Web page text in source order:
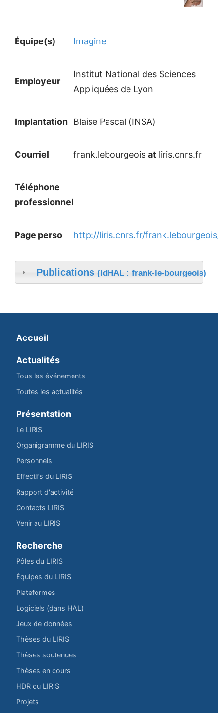
Équipe(s) Imagine
Employeur
Institut National des Sciences
Appliquées de Lyon
Implantation Blaise Pascal (INSA)
Courriel frank.lebourgeois at liris.cnrs.fr
Téléphone
professionnel
Page perso http://liris.cnrs.fr/
Publications (IdHAL : frank-le-bourgeois)
Accueil
Actualités
Tous les événements
Toutes les actualités
Présentation
Le LIRIS
Organigramme du LIRIS
Personnels
Effectifs du LIRIS
Rapport d'activité
Contacts LIRIS
Venir au LIRIS
Recherche
Pôles du LIRIS
Équipes du LIRIS
Plateformes
Logiciels (dans HAL)
Jeux de données
Thèses du LIRIS
Thèses soutenues
Thèses en cours
HDR du LIRIS
Projets